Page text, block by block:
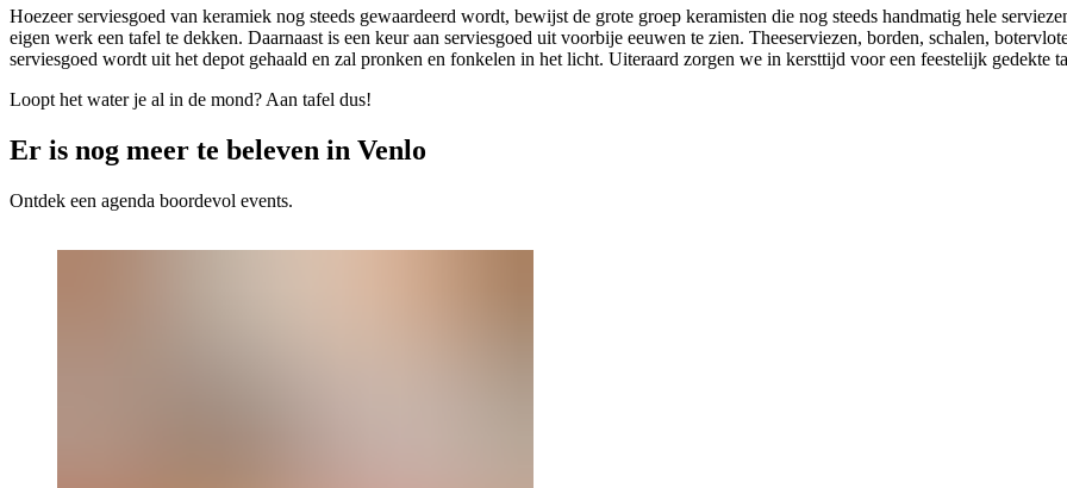
Hoezeer serviesgoed van keramiek nog steeds gewaardeerd wordt, bewijst de grote groep keramisten die nog steeds handmatig hele
eigen werk een tafel te dekken. Daarnaast is een keur aan serviesgoed uit voorbije eeuwen te zien. Theeserviezen, borden, schalen,
serviesgoed wordt uit het depot gehaald en zal pronken en fonkelen in het licht. Uiteraard zorgen we in kersttijd voor een feestelijk gedekte
Loopt het water je al in de mond? Aan tafel dus!
Er is nog meer te beleven in Venlo
Ontdek een agenda boordevol events.